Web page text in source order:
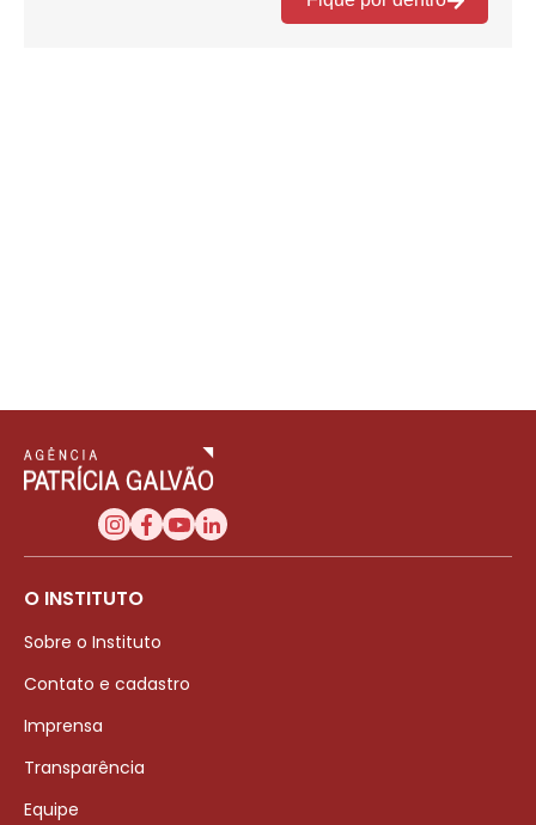
O INSTITUTO
Sobre o Instituto
Contato e cadastro
Imprensa
Transparência
Equipe